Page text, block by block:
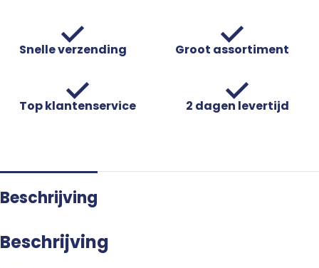
Snelle verzending Groot assortiment
Top klantenservice 2 dagen levertijd
Beschrijving
Beschrijving